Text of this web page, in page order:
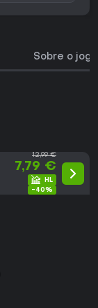
Sobre o jogo
12,99 €
7,79 €
-40%